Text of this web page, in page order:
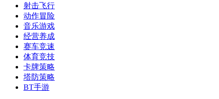
射击飞行
动作冒险
音乐游戏
经营养成
赛车竞速
体育竞技
卡牌策略
塔防策略
BT手游